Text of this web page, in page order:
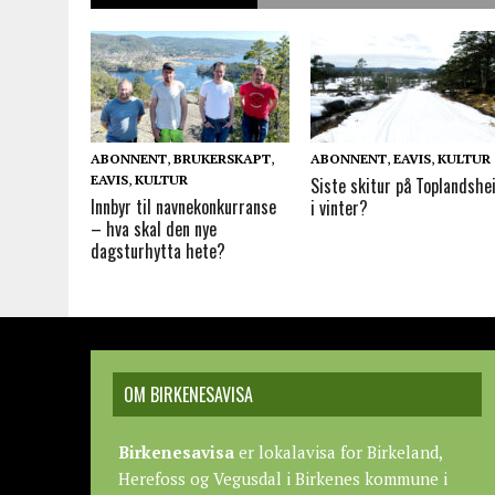
ABONNENT, BRUKERSKAPT,
EAVIS, KULTUR
Innbyr til navnekonkurranse
– hva skal den nye
dagsturhytta hete?
ABONNENT,EAVIS,KULTUR
Siste skitur på
i vinter?
OM BIRKENESAVISA
Birkenesavisa er lokalavisa for Birkeland,
Herefoss og Vegusdal i Birkenes kommune i